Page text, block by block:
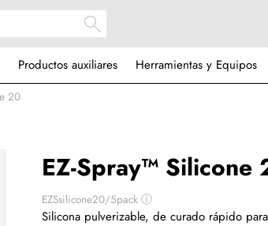
Productos auxiliares Herramientas y Equipos
20
EZ-Spray™ Silicone
EZSsilicone20/5packⓘ
Silicona pulverizable,de curado rápido